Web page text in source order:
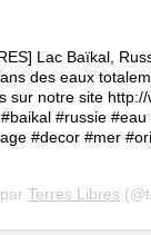
Lac Baïkal,
des eaux
sur notre site http://
#russie
#decor #mer
Terres Libres